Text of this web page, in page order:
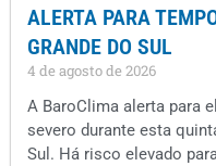
ALERTA PARA
GRANDE DO SUL
4 de agosto de 2026
A BaroClima alerta para
severo durante esta
Sul. Há risco elevado